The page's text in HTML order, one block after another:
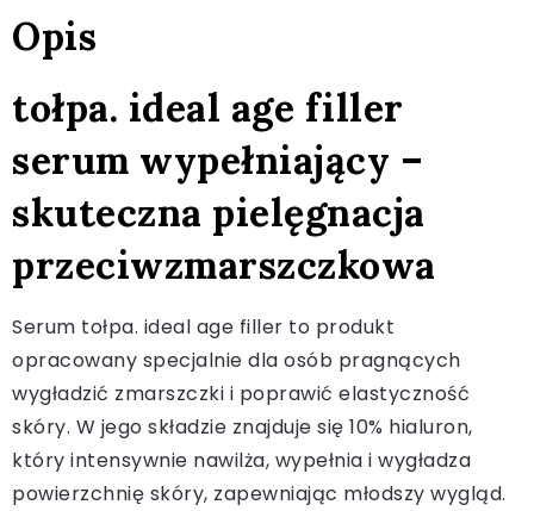
Opis
tołpa. ideal age filler
serum wypełniający –
skuteczna pielęgnacja
przeciwzmarszczkowa
Serum tołpa. ideal age filler to produkt
opracowany specjalnie dla osób pragnących
wygładzić zmarszczki i poprawić elastyczność
skóry. W jego składzie znajduje się 10% hialuron,
który intensywnie nawilża, wypełnia i wygładza
powierzchnię skóry, zapewniając młodszy wygląd.